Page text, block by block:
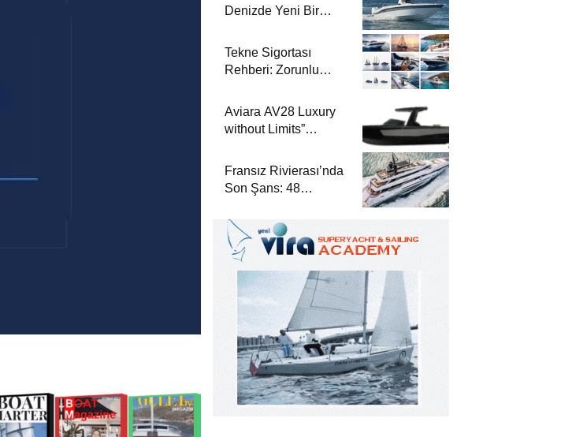
Denizde Yeni Bir
Tekne Sigortası
Rehberi: Zorunlu
ve Güvenli Seyir
Aviara AV28 Luxury
without Limits”
Yeni Bir Dönem
Fransız Rivierası’nda
Son Şans: 48
Mükemmel Bir Yat
Tatili